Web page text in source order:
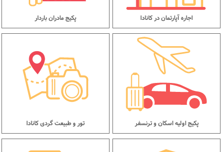
اجاره آپارتمان در کانادا پکیج مادران باردار
پکیج اولیه اسکان و ترنسفر تور و طبیعت گردی کانادا